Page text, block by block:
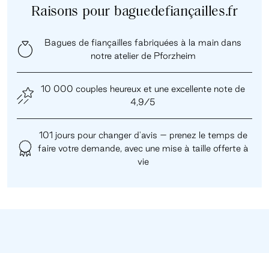
Raisons pour baguedefiançailles.fr
Bagues de fiançailles fabriquées à la main dans
notre atelier de Pforzheim
10 000 couples heureux et une excellente note de
4,9/5
101 jours pour changer d'avis – prenez le temps de
faire votre demande, avec une mise à taille offerte à
vie